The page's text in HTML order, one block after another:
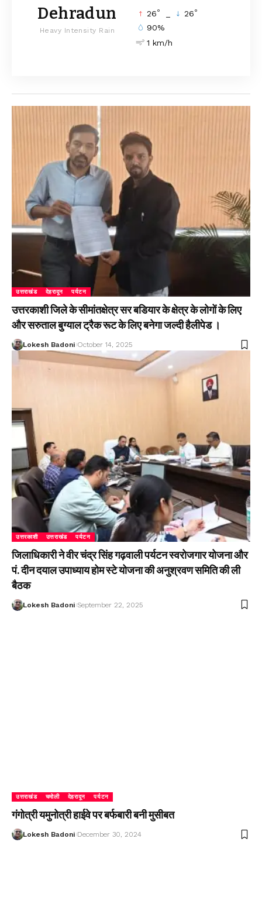
Dehradun
Heavy Intensity Rain
26° 26°
90%
1 km/h
उत्तराखंड देहरादून पर्यटन
उत्तरकाशी जिले के सीमांतक्षेत्र सर बडियार के क्षेत्र के लोगों के लिए
और सरुताल बुग्याल ट्रैक रूट के लिए बनेगा जल्दी हैलीपेड ।
Lokesh Badoni October 14, 2025
उत्तरकाशी उत्तराखंड पर्यटन
जिलाधिकारी ने वीर चंद्र सिंह गढ़वाली पर्यटन स्वरोजगार योजना और
पं. दीन दयाल उपाध्याय होम स्टे योजना की अनुश्रवण समिति की ली
बैठक
Lokesh Badoni September 22, 2025
उत्तराखंड चमोली देहरादून पर्यटन
गंगोत्री यमुनोत्री हाईवे पर बर्फबारी बनी मुसीबत
Lokesh Badoni December 30, 2024